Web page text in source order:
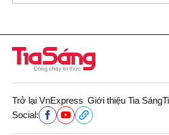
Trở lại VnExpress Giới thiệu Tia Sáng
Social: